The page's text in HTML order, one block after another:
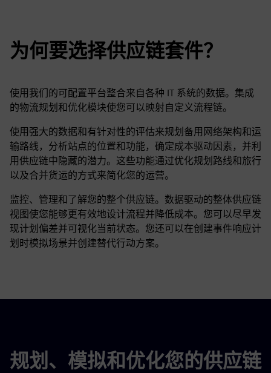
为何要选择供应链套件？
使用我们的可配置平台整合来自各种 IT 系统的数据。集成
的物流规划和优化模块使您可以映射自定义流程链。
使用强大的数据和有针对性的评估来规划备用网络架构和运
输路线，分析站点的位置和功能，确定成本驱动因素，并利
用供应链中隐藏的潜力。这些功能通过优化规划路线和旅行
以及合并货运的方式来简化您的运营。
监控、管理和了解您的整个供应链。数据驱动的整体供应链
视图使您能够更有效地设计流程并降低成本。您可以尽早发
现计划偏差并可视化当前状态。您还可以在创建事件响应计
划时模拟场景并创建替代行动方案。
规划、模拟和优化您的供应链